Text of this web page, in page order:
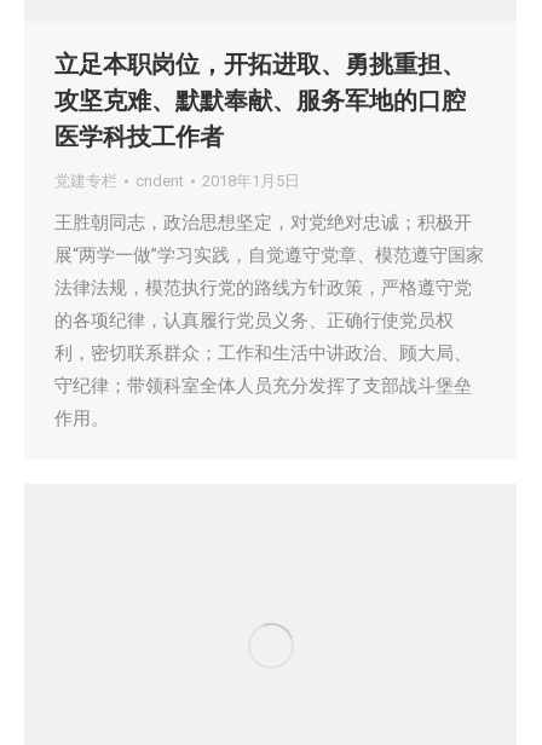
立足本职岗位，开拓进取、勇挑重担、
攻坚克难、默默奉献、服务军地的口腔
医学科技工作者
党建专栏 cndent 2018年1月5日
王胜朝同志，政治思想坚定，对党绝对忠诚；积极开
展“两学一做”学习实践，自觉遵守党章、模范遵守国家
法律法规，模范执行党的路线方针政策，严格遵守党
的各项纪律，认真履行党员义务、正确行使党员权
利，密切联系群众；工作和生活中讲政治、顾大局、
守纪律；带领科室全体人员充分发挥了支部战斗堡垒
作用。